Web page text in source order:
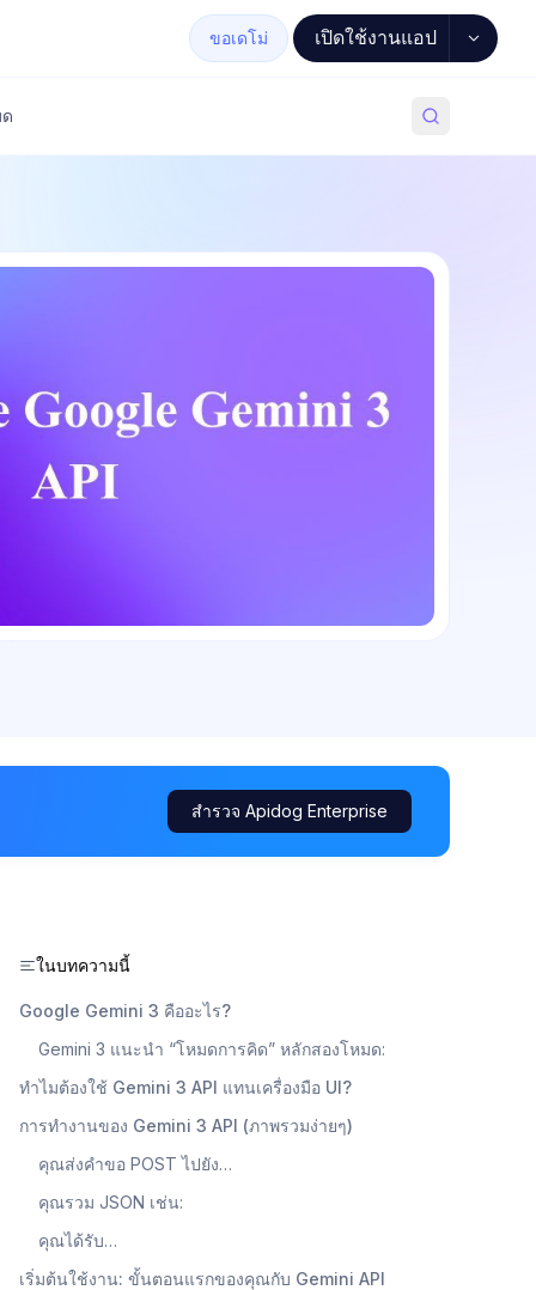
ขอเดโม่ เปิดใช้งานแอป
สำรวจ Apidog Enterprise
ในบทความนี้
Google Gemini 3 คืออะไร?
Gemini 3 แนะนำ “โหมดการคิด” หลักสองโหมด:
ทำไมต้องใช้ Gemini 3 API แทนเครื่องมือ UI?
การทำงานของ Gemini 3 API (ภาพรวมง่ายๆ)
คุณส่งคำขอ POST ไปยัง…
คุณรวม JSON เช่น:
คุณได้รับ…
เริ่มต้นใช้งาน: ขั้นตอนแรกของคุณกับ Gemini API